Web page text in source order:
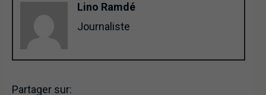
Lino Ramdé
Journaliste
Partager sur: